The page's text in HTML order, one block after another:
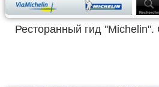
Ресторанный гид "Michelin".